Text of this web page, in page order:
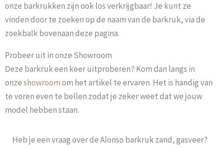
onze barkrukken zijn ook los verkrijgbaar! Je kunt ze
vinden door te zoeken op de naam van de barkruk, via de
zoekbalk bovenaan deze pagina.
Probeer uit in onze Showroom
Deze barkruk een keer uitproberen? Kom dan langs in
onzeshowroomom het artikel te ervaren. Het is handig van
te voren even te bellen zodat je zeker weet dat we jouw
model hebben staan.
Heb je een vraag over de Alonso barkruk zand, gasveer?